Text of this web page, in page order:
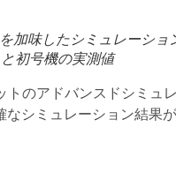
加味したシミュレーシ
と初号機の実測値
のアドバンスドシミ
シミュレーション結